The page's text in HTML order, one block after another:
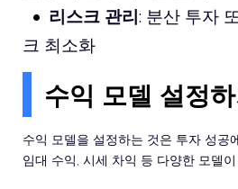
리스크 관리: 분산 투자
크 최소화
수익 모델 설정
수익 모델을 설정하는 것은 투자 성공
임대 수익, 시세 차익 등 다양한 모델